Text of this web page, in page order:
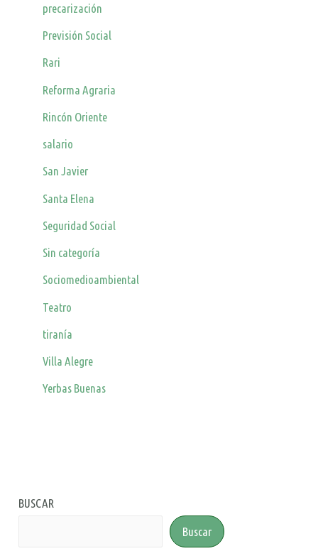
precarización
Previsión Social
Rari
Reforma Agraria
Rincón Oriente
salario
San Javier
Santa Elena
Seguridad Social
Sin categoría
Sociomedioambiental
Teatro
tiranía
Villa Alegre
Yerbas Buenas
BUSCAR
Buscar